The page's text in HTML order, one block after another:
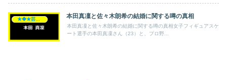
本田真凜と佐々木朗希の結婚に関する噂の真相
本田真凜と佐々木朗希の結婚に関する噂の真相女子フィギュアスケ
ート選手の本田真凜さん（23）と、プロ野...